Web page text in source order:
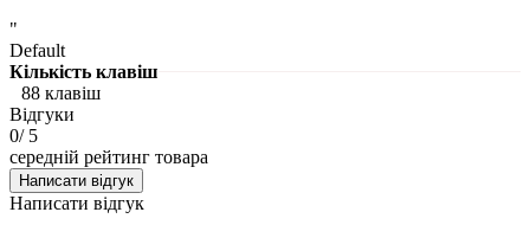
"
Default
Кількість клавіш
88 клавіш
Відгуки
0/ 5
середній рейтинг товара
Написати відгук
Написати відгук